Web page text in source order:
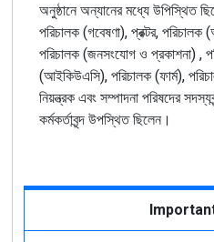
অনুষ্ঠানে অন্যানের মধ্যে উপিস্থিত
পরিচালক (গবেষণা), প্রক্টর,
পরিচালক (জনসংযোগ ও প্রকাশনা) ,
(আইকিউএসি), পরিচালক (ফার্ম),
নিয়ন্ত্রক এবং সম্পাদনা পরিষদের
কর্মকর্তাবৃন্দ উপস্থিত ছিলেন।